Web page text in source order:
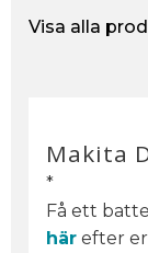
Visa alla
Makita
*
Få ett
här efter